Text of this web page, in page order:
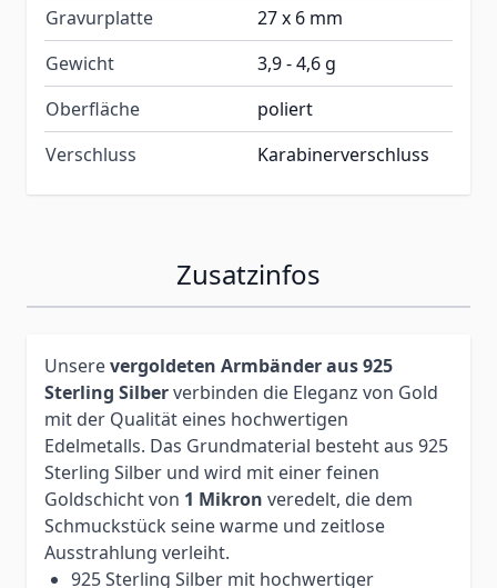
Gravurplatte
27 x 6 mm
Gewicht
3,9 - 4,6 g
Oberfläche
poliert
Verschluss
Karabinerverschluss
Zusatzinfos
Unserevergoldeten Armbänder aus 925
Sterling Silberverbinden die Eleganz von Gold
mit der Qualität eines hochwertigen
Edelmetalls. Das Grundmaterial besteht aus 925
Sterling Silber und wird mit einer feinen
Goldschicht von 1 Mikron veredelt, die dem
Schmuckstück seine warme und zeitlose
Ausstrahlung verleiht.
925 Sterling Silber mit hochwertiger